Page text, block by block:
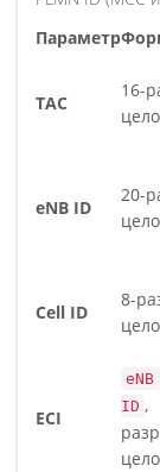
Параметр
TAC
16-
eNB ID
20-
Cell ID
8-
ECI
ID